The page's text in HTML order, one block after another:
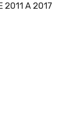
2011 A 2017